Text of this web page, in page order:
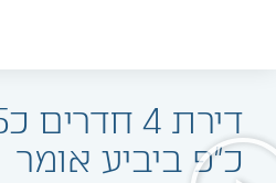
כ"פ ביביע אומר